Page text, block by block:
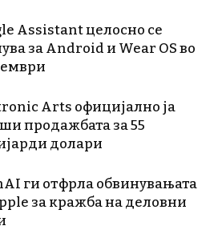
Assistant целосно се
за Android и Wear OS во
Arts официјално ја
продажбата за 55
долари
ги отфрла обвинувањата
за кражба на деловни